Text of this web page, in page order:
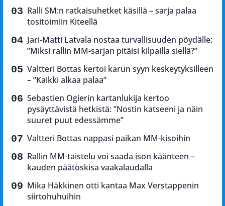
Ralli SM:n ratkaisuhetket käsillä – sarja palaa
tositoimiin Kiteellä
Jari-Matti Latvala nostaa turvallisuuden pöydälle:
”Miksi rallin MM-sarjan pitäisi kilpailla siellä?”
Valtteri Bottas kertoi karun syyn keskeytyksilleen
– ”Kaikki alkaa palaa”
Sebastien Ogierin kartanlukija kertoo
pysäyttävistä hetkistä: ”Nostin katseeni ja näin
suuret puut edessämme”
Valtteri Bottas nappasi paikan MM-kisoihin
Rallin MM-taistelu voi saada ison käänteen –
kauden päätöskisa vaakalaudalla
Mika Häkkinen otti kantaa Max Verstappenin
siirtohuhuihin